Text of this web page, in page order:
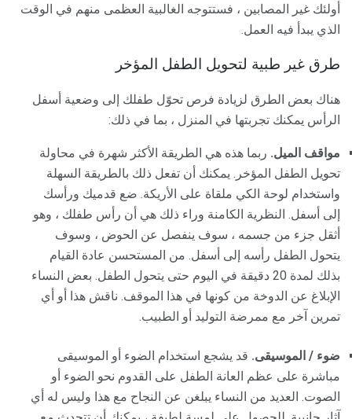
أولئك غير المصابين ، فستتوجه الغالبية العظمى منهم في الوقت
الذي يبدأ فيه العمل.
طرق غير طبية لتحويل الطفل المؤخر
هناك بعض الطرق لزيادة فرص تحوّل طفلك إلى وضعية أسفل
الرأس يمكنك تجربتها في المنزل ، بما في ذلك:
مواقف الميل. ربما هذه هي الطريقة الأكثر شهرة في محاولة
تحويل الطفل المؤخر. يمكنك أن تفعل ذلك بالطريقة السهلة
واستخدام لوحة الكي ملقاة على الأريكة. ضع قدميك ورأسك
إلى أسفل. النظرية الكامنة وراء ذلك هي أن رأس طفلك ، وهو
أثقل جزء من جسمه ، سوف ينفصل عن الحوض ، وسوف
يتحول الطفل رأسه إلى أسفل. من المستحسن عادة القيام
بذلك لمدة 20 دقيقة في اليوم حتى يتحول الطفل. بعض النساء
الإبلاغ عن الدوخة من كونها في هذا الموقف. ناقش هذا أو أي
تمرين آخر مع ممرضة التوليد أو الطبيب.
ضوء / الموسيقى. قد يشجع استخدام الضوء أو الموسيقى
مباشرة على عظم العانة الطفل على القدوم نحو الضوء أو
الصوت. العديد من النساء يبلغن عن النجاح مع هذا وليس له أي